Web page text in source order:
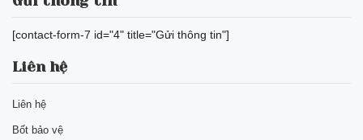
[contact-form-7 id="4" title="Gửi thông tin"]
Liên hệ
Liên hệ
Bốt bảo vệ